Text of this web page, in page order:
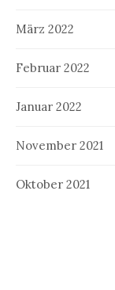
März 2022
Februar 2022
Januar 2022
November 2021
Oktober 2021